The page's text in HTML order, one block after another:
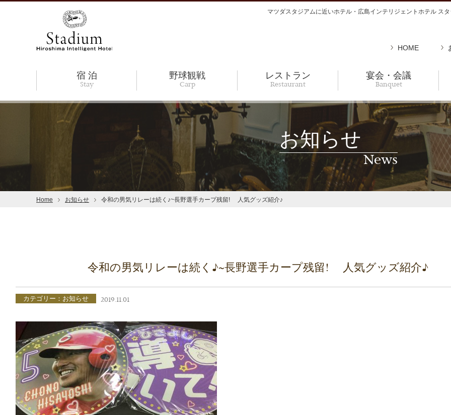
マツダスタジアムに近いホテル・広島インテリジェントホテル ス
HOME
宿 泊
Stay
野球観戦
Carp
レストラン
Restaurant
宴会・会議
Banquet
お知らせ
News
Home お知らせ 令和の男気リレーは続く♪~長野選手カープ残留! 人気グッズ紹介♪
令和の男気リレーは続く♪~長野選手カープ残留! 人気グッズ紹介♪
カテゴリー：お知らせ 2019.11.01